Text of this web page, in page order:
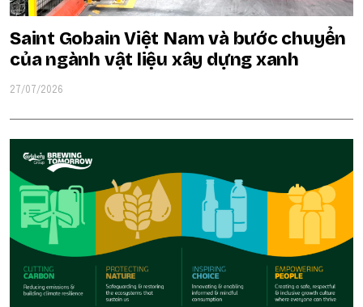
Saint Gobain Việt Nam và bước chuyển
của ngành vật liệu xây dựng xanh
27/07/2026